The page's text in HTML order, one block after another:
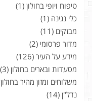
טיפוח ויופי בחולון (1)
כלי נגינה (1)
מבזקים (11)
מדור פרסומי (2)
מידע על העיר (126)
מסעדות ובארים בחולון (3)
משלוחים ומזון מהיר בחולון
נדל"ן (14)